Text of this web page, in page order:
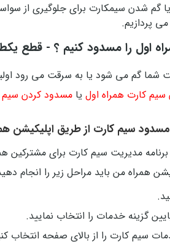
گم شدن سیمکارت برای جلوگیری از
پردازیم.
اول را مسدود کنیم ؟ - قطع
شما گم می شود یا به سرقت می رود
سیم کارت همراه اول یا مسدود کردن سیم
سیم کارت از طریق اپلیکیشن
مدیریت سیم کارت برای مشترکین
همراه من باید مراحل زیر را انجام
گزینه خدمات را انتخاب نمایید.
سیم کارت را از بالای صفحه انتخاب